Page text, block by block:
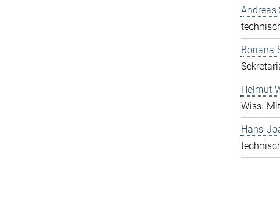
Andreas
Boriana
Helmut
Wiss.
Hans-